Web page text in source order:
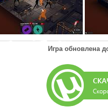
Игра обновлена